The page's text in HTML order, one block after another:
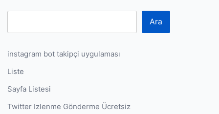
Ara
instagram bot takipçi uygulaması
Liste
Sayfa Listesi
Twitter Izlenme Gönderme Ücretsiz